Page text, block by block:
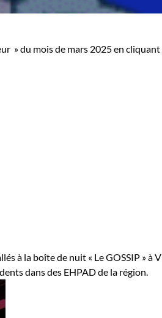
» du mois de mars 2025 en cliquant
à la boîte de nuit « Le GOSSIP » à
dans des EHPAD de la région.